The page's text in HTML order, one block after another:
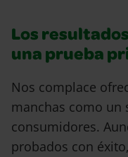
Los
una prueba
Nos complace
manchas como un
consumidores.
probados con